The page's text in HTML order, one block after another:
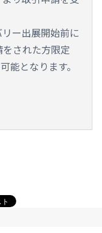
ー出展開始前に
された方限定
能となります。